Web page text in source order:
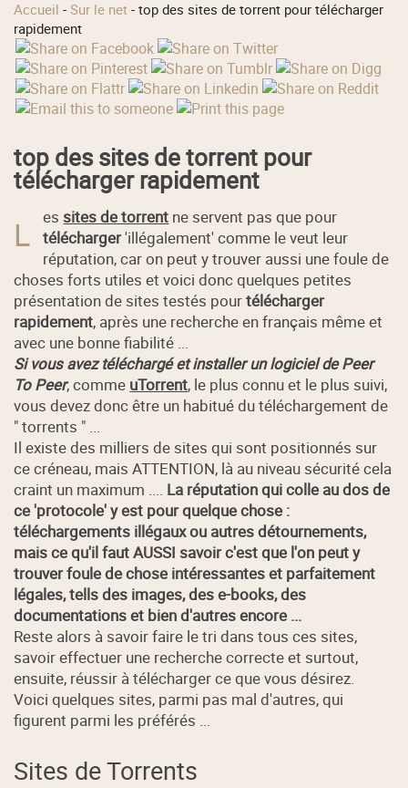
Accueil -Sur le net -top des sites de torrent pour télécharger
rapidement
top des sites de torrent pour
télécharger rapidement
L es sites de torrent ne servent pas que pour
télécharger'illégalement' comme le veut leur
réputation, car on peut y trouver aussi une foule de
choses forts utiles et voici donc quelques petites
présentation de sites testés pourtélécharger
rapidement, après une recherche en français même et
avec une bonne fiabilité ...
Si vous avez téléchargé et installer un logiciel de Peer
To Peer, comme uTorrent, le plus connu et le plus suivi,
vous devez donc être un habitué du téléchargement de
" torrents " ...
Il existe des milliers de sites qui sont positionnés sur
ce créneau, mais ATTENTION, là au niveau sécurité cela
craint un maximum .... La réputation qui colle au dos de
ce 'protocole' y est pour quelque chose :
téléchargements illégaux ou autres détournements,
mais ce qu'il faut AUSSI savoir c'est que l'on peut y
trouver foule de chose intéressantes et parfaitement
légales, tells des images, des e-books, des
documentations et bien d'autres encore ...
Reste alors à savoir faire le tri dans tous ces sites,
savoir effectuer une recherche correcte et surtout,
ensuite, réussir à télécharger ce que vous désirez.
Voici quelques sites, parmi pas mal d'autres, qui
figurent parmi les préférés ...
Sites de Torrents